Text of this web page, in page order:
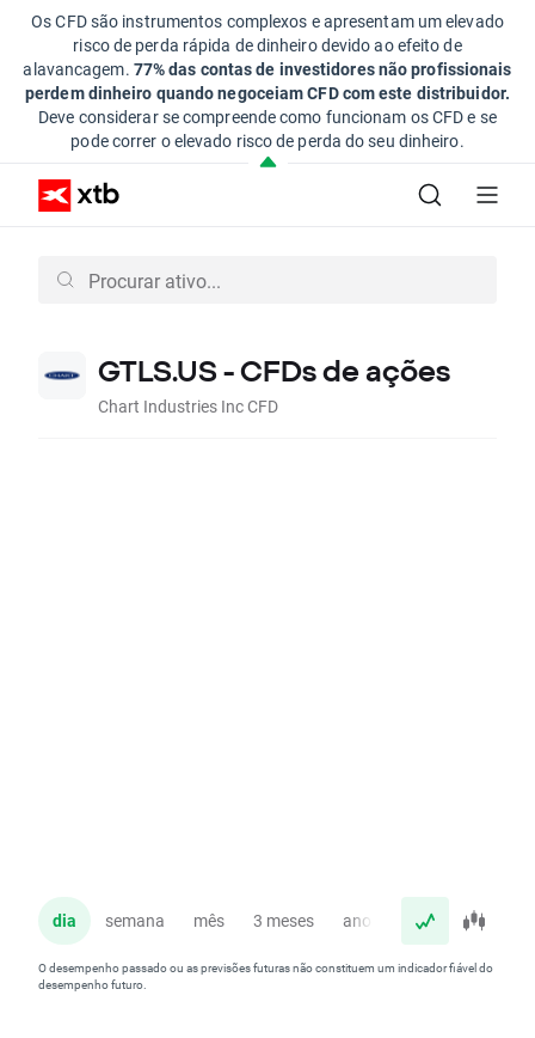
Os CFD são instrumentos complexos e apresentam um elevado
risco de perda rápida de dinheiro devido ao efeito de
alavancagem. 77% das contas de investidores não profissionais
perdem dinheiro quando negoceiam CFD com este distribuidor.
Deve considerar se compreende como funcionam os CFD e se
pode correr o elevado risco de perda do seu dinheiro.
GTLS.US - CFDs de ações
Chart Industries Inc CFD
dia semana mês 3 meses ano
O desempenho passado ou as previsões futuras não constituem um indicador fiável do
desempenho futuro.